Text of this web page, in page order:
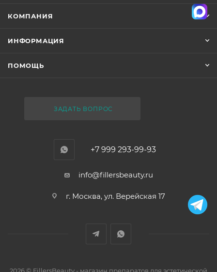
КОМПАНИЯ
ИНФОРМАЦИЯ
ПОМОЩЬ
ЗАДАТЬ ВОПРОС
+7 999 293-99-93
info@fillersbeauty.ru
г. Москва, ул. Верейская 17